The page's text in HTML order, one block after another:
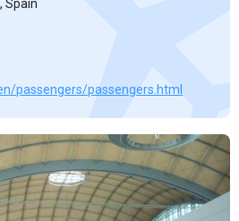
Spain
passengers/passengers.html